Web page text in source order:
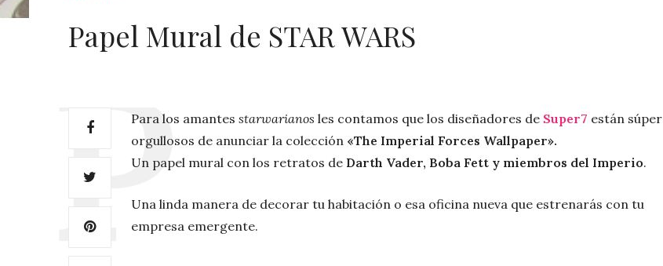
Papel Mural de STAR WARS
Para los amantes starwarianos les contamos que los diseñadores de Super7 están súper
orgullosos de anunciar la colección «The Imperial Forces Wallpaper».
Un papel mural con los retratos de Darth Vader, Boba Fett y miembros del Imperio.
Una linda manera de decorar tu habitación o esa oficina nueva que estrenarás con tu
empresa emergente.